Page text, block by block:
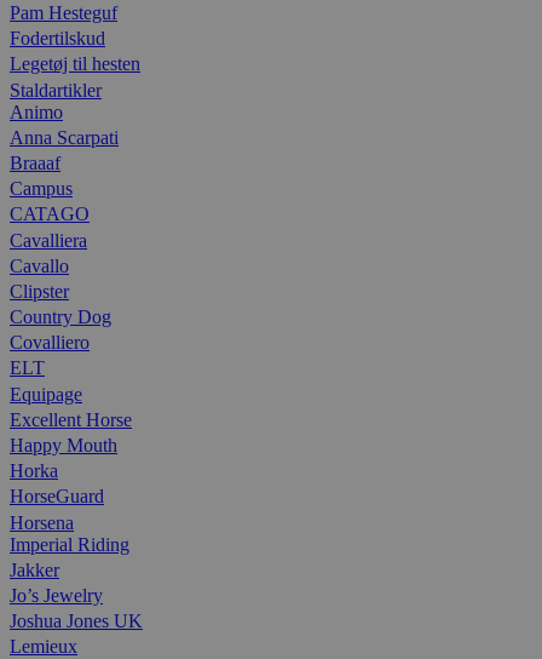
Pam Hesteguf
Fodertilskud
Legetøj til hesten
Staldartikler
Animo
Anna Scarpati
Braaaf
Campus
CATAGO
Cavalliera
Cavallo
Clipster
Country Dog
Covalliero
ELT
Equipage
Excellent Horse
Happy Mouth
Horka
HorseGuard
Horsena
Imperial Riding
Jakker
Jo’s Jewelry
Joshua Jones UK
Lemieux